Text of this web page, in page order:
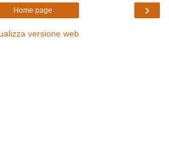
›
Home page
versione web